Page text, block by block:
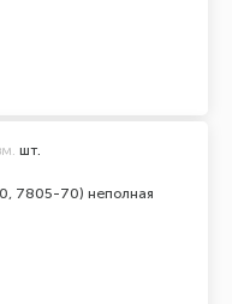
7805-70) неполная
шт.